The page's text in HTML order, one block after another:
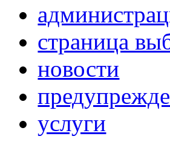
страница
новости
услуги